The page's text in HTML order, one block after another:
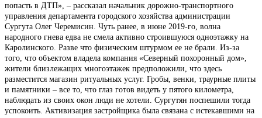
попасть в ДТП», – рассказал начальник дорожно-транспортного
управления департамента городского хозяйства администрации
Сургута Олег Черемисин. Чуть ранее, в июне 2019-го, волна
народного гнева едва не смела активно строившуюся одноэтажку на
Каролинского. Разве что физическим штурмом ее не брали. Из-за
того, что объектом владела компания «Северный похоронный дом»,
жители близлежащих многоэтажек предположили, что здесь
разместится магазин ритуальных услуг. Гробы, венки, траурные плиты
и памятники – все то, что глаз готов видеть у пятого километра,
наблюдать из своих окон люди не хотели. Сургутян поспешили тогда
успокоить. Активизация застройщика была связана с истекавшими на